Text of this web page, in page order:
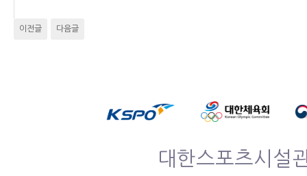
이전글 다음글
대한스포츠시설